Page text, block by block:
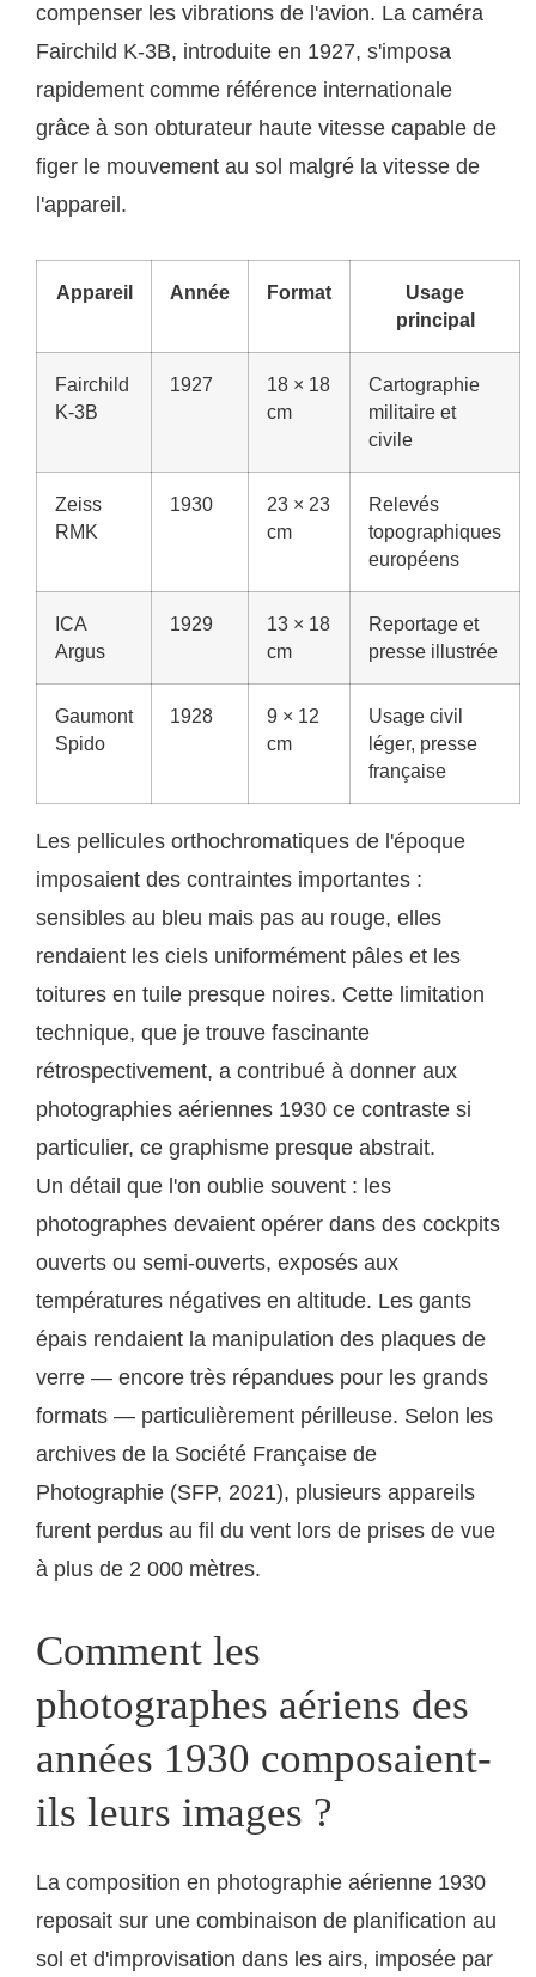
compenser les vibrations de l'avion. La caméra
Fairchild K-3B, introduite en 1927, s'imposa
rapidement comme référence internationale
grâce à son obturateur haute vitesse capable de
figer le mouvement au sol malgré la vitesse de
l'appareil.
Appareil Année Format
Usage
principal
Fairchild
K-3B
1927
18 × 18
cm
Cartographie
militaire et
civile
Zeiss
RMK
1930
23 × 23
cm
Relevés
topographiques
européens
ICA
Argus
1929
13 × 18
cm
Reportage et
presse illustrée
Gaumont
Spido
1928
9 × 12
cm
Usage civil
léger, presse
française
Les pellicules orthochromatiques de l'époque
imposaient des contraintes importantes :
sensibles au bleu mais pas au rouge, elles
rendaient les ciels uniformément pâles et les
toitures en tuile presque noires. Cette limitation
technique, que je trouve fascinante
rétrospectivement, a contribué à donner aux
photographies aériennes 1930 ce contraste si
particulier, ce graphisme presque abstrait.
Un détail que l'on oublie souvent : les
photographes devaient opérer dans des cockpits
ouverts ou semi-ouverts, exposés aux
températures négatives en altitude. Les gants
épais rendaient la manipulation des plaques de
verre — encore très répandues pour les grands
formats — particulièrement périlleuse. Selon les
archives de la Société Française de
Photographie (SFP, 2021), plusieurs appareils
furent perdus au fil du vent lors de prises de vue
à plus de 2 000 mètres.
Comment les
photographes aériens des
années 1930 composaient-
ils leurs images ?
La composition en photographie aérienne 1930
reposait sur une combinaison de planification au
sol et d'improvisation dans les airs, imposée par